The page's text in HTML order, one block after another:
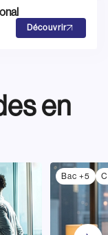
Découvrir
en
Bac +5